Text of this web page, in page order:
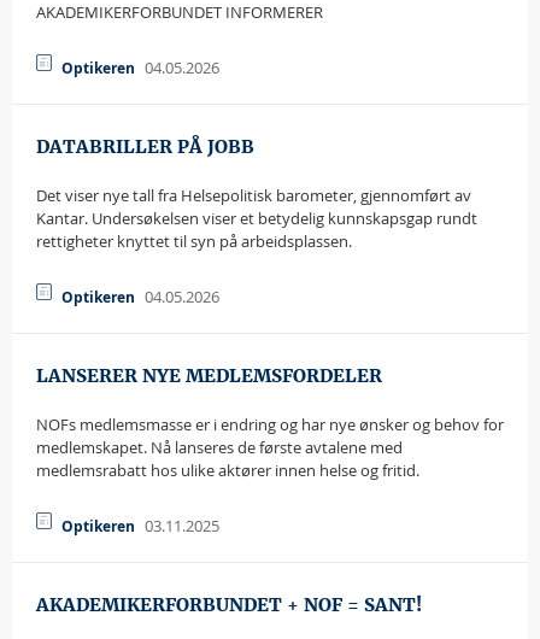
AKADEMIKERFORBUNDET INFORMERER
Optikeren 04.05.2026
DATABRILLER PÅ JOBB
Det viser nye tall fra Helsepolitisk barometer, gjennomført av
Kantar. Undersøkelsen viser et betydelig kunnskapsgap rundt
rettigheter knyttet til syn på arbeidsplassen.
Optikeren 04.05.2026
LANSERER NYE MEDLEMSFORDELER
NOFs medlemsmasse er i endring og har nye ønsker og behov for
medlemskapet. Nå lanseres de første avtalene med
medlemsrabatt hos ulike aktører innen helse og fritid.
Optikeren 03.11.2025
AKADEMIKERFORBUNDET + NOF = SANT!